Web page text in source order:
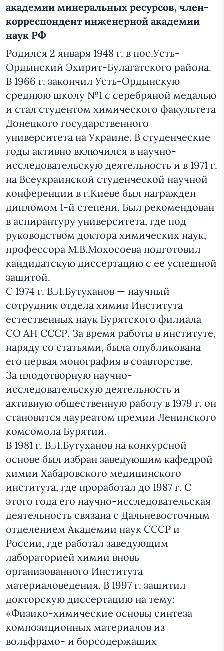
академии минеральных ресурсов, член-
корреспондент инженерной академии
наук РФ
Родился 2 января 1948 г. в пос.Усть-
Ордынский Эхирит-Булагатского района.
В 1966 г. закончил Усть-Ордынскую
среднюю школу №1 с серебряной медалью
и стал студентом химического факультета
Донецкого государственного
университета на Украине. В студенческие
годы активно включился в научно-
исследовательскую деятельность и в 1971 г.
на Всеукраинской студенческой научной
конференции в г.Киеве был награжден
дипломом 1-й степени. Был рекомендован
в аспирантуру университета, где под
руководством доктора химических наук,
профессора М.В.Мохосоева подготовил
кандидатскую диссертацию с ее успешной
защитой.
С 1974 г. В.Л.Бутуханов — научный
сотрудник отдела химии Института
естественных наук Бурятского филиала
СО АН СССР. За время работы в институте,
наряду со статьями, была опубликована
его первая монография в соавторстве.
За плодотворную научно-
исследовательскую деятельность и
активную общественную работу в 1979 г. он
становится лауреатом премии Ленинского
комсомола Бурятии.
В 1981 г. В.Л.Бутуханов на конкурсной
основе был избран заведующим кафедрой
химии Хабаровского медицинского
института, где проработал до 1987 г. С
этого года его научно-исследовательская
деятельность связана с Дальневосточным
отделением Академии наук СССР и
России, где работал заведующим
лабораторией химии вновь
организованного Института
материаловедения. В 1997 г. защитил
докторскую диссертацию на тему:
«Физико-химические основы синтеза
композиционных материалов из
вольфрамо- и борсодержащих